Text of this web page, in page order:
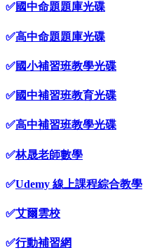
✅國中命題題庫光碟
✅高中命題題庫光碟
✅國小補習班教學光碟
✅國中補習班教育光碟
✅高中補習班教學光碟
✅林晟老師數學
✅Udemy 線上課程綜合教學
✅艾爾雲校
✅行動補習網